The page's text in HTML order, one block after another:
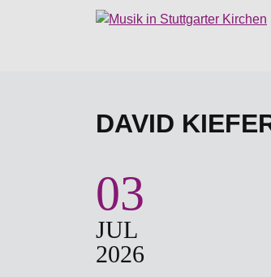
DAVID
03
JUL
2026